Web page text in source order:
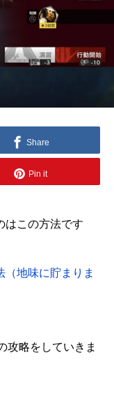
Share
Pin it
はこの方法です
地味に貯まりま
攻略をしていきま